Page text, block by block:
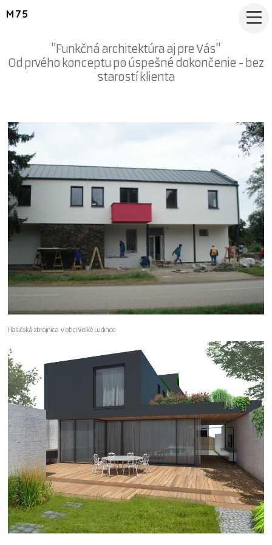
M75
"Funkčná architektúra aj pre Vás"
Od prvého konceptu po úspešné dokončenie - bez
starostí klienta
Hasičská zbrojnica v obci Veľké Ludince